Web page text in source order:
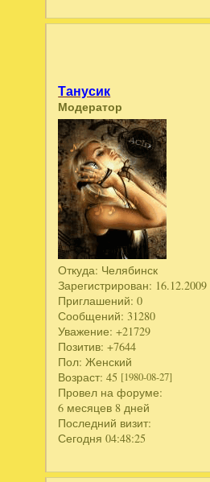
Танусик
Модератор
Откуда: Челябинск
Зарегистрирован: 16.12.2009
Приглашений: 0
Сообщений: 31280
Уважение: +21729
Позитив: +7644
Пол: Женский
Возраст: 45 [1980-08-27]
Провел на форуме:
6 месяцев 8 дней
Последний визит:
Сегодня 04:48:25